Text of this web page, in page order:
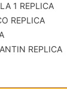
1 REPLICA
REPLICA
REPLICA